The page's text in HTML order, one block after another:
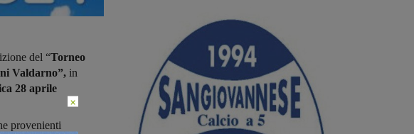
del “Torneo
Valdarno”, in
28 aprile
provenienti
×